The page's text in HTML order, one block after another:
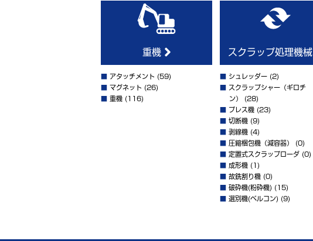
重機
アタッチメント (59)
マグネット (26)
重機 (116)
スクラップ処理機械
シュレッダー(2)
スクラップシャー（ギロチ
ン）
(28)
プレス機(23)
切断機(9)
剥線機(4)
圧縮梱包機（減容器）
(0)
定置式スクラップローダ(0)
成形機(1)
故銑割り機(0)
破砕機(粉砕機) (15)
選別機(ベルコン) (9)